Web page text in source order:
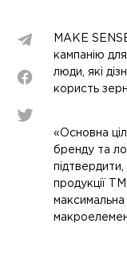
MAKE
кампанію
люди, які
користь
«Основна
бренду та
продукції
максимальна